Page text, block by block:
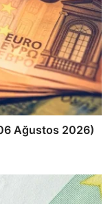
Ağustos 2026)